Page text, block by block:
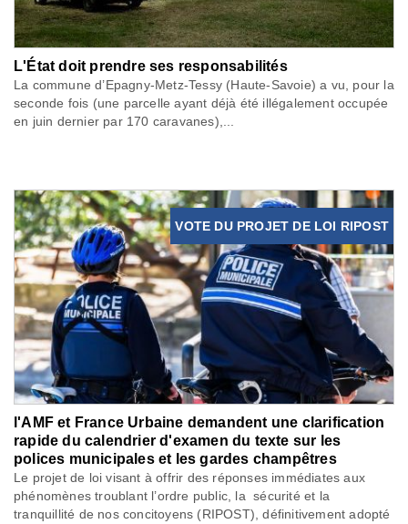
L'État doit prendre ses responsabilités
La commune d’Epagny-Metz-Tessy (Haute-Savoie) a vu, pour la
seconde fois (une parcelle ayant déjà été illégalement occupée
en juin dernier par 170 caravanes),...
VOTE DU PROJET DE LOI RIPOST
l'AMF et France Urbaine demandent une clarification
rapide du calendrier d'examen du texte sur les
polices municipales et les gardes champêtres
Le projet de loi visant à offrir des réponses immédiates aux
phénomènes troublant l’ordre public, la sécurité et la
tranquillité de nos concitoyens (RIPOST), définitivement adopté